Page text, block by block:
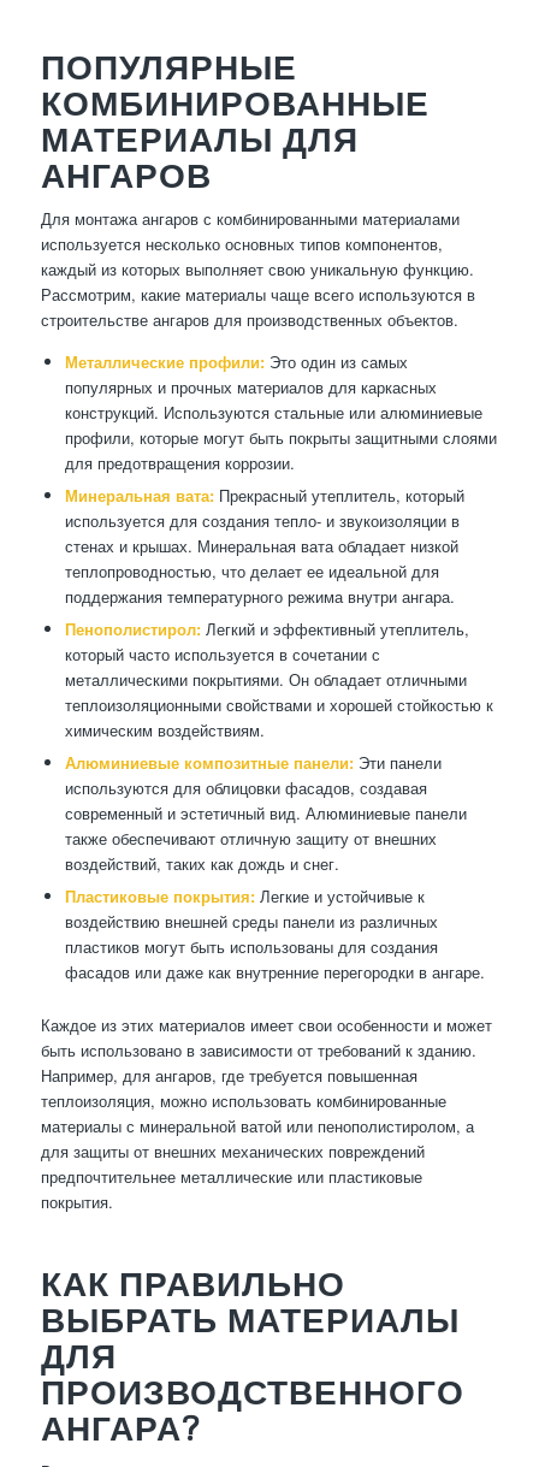
ПОПУЛЯРНЫЕ
КОМБИНИРОВАННЫЕ
МАТЕРИАЛЫ ДЛЯ
АНГАРОВ
Для монтажа ангаров с комбинированными материалами
используется несколько основных типов компонентов,
каждый из которых выполняет свою уникальную функцию.
Рассмотрим, какие материалы чаще всего используются в
строительстве ангаров для производственных объектов.
Металлические профили:Это один из самых
популярных и прочных материалов для каркасных
конструкций. Используются стальные или алюминиевые
профили, которые могут быть покрыты защитными слоями
для предотвращения коррозии.
Минеральная вата:Прекрасный утеплитель, который
используется для создания тепло- и звукоизоляции в
стенах и крышах. Минеральная вата обладает низкой
теплопроводностью, что делает ее идеальной для
поддержания температурного режима внутри ангара.
Пенополистирол:Легкий и эффективный утеплитель,
который часто используется в сочетании с
металлическими покрытиями. Он обладает отличными
теплоизоляционными свойствами и хорошей стойкостью к
химическим воздействиям.
Алюминиевые композитные панели:Эти панели
используются для облицовки фасадов, создавая
современный и эстетичный вид. Алюминиевые панели
также обеспечивают отличную защиту от внешних
воздействий, таких как дождь и снег.
Пластиковые покрытия:Легкие и устойчивые к
воздействию внешней среды панели из различных
пластиков могут быть использованы для создания
фасадов или даже как внутренние перегородки в ангаре.
Каждое из этих материалов имеет свои особенности и может
быть использовано в зависимости от требований к зданию.
Например, для ангаров, где требуется повышенная
теплоизоляция, можно использовать комбинированные
материалы с минеральной ватой или пенополистиролом, а
для защиты от внешних механических повреждений
предпочтительнее металлические или пластиковые
покрытия.
КАК ПРАВИЛЬНО
ВЫБРАТЬ МАТЕРИАЛЫ
ДЛЯ
ПРОИЗВОДСТВЕННОГО
АНГАРА?